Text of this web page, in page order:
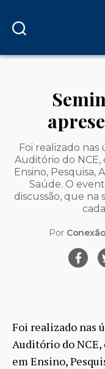
Foi realizado nas
Auditório do NCE,
Ensino, Pesquisa,
Saúde. O
discussão, que na
Por Conexão
Foi realizado nas
Auditório do NCE,
em Ensino,